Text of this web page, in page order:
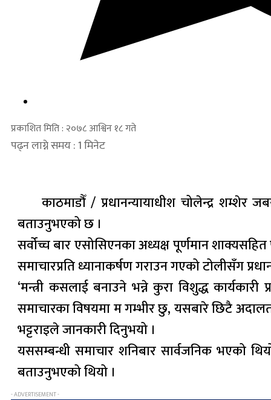
प्रकाशित मिति : २०७८ आश्विन १८ गते
पढ्न लाग्ने समय : 1 मिनेट
काठमाडौँ / प्रधानन्यायाधीश चोलेन्द्र शम्शेर
बताउनुभएको छ ।
सर्वोच्च बार एसोसिएनका अध्यक्ष पूर्णमान
समाचारप्रति ध्यानाकर्षण गराउन गएको टोलीसँग
‘मन्त्री कसलाई बनाउने भन्ने कुरा विशुद्ध
समाचारका विषयमा म गम्भीर छु, यसबारे छिटै
भट्टराइले जानकारी दिनुभयो ।
यससम्बन्धी समाचार शनिबार सार्वजनिक भएको
बताउनुभएको थियो ।
- ADVERTISEMENT -